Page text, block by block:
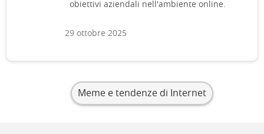
obiettivi aziendali nell'ambiente online.
29 ottobre 2025
Meme e tendenze di Internet